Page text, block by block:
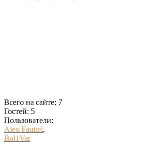
Всего на сайте: 7
Гостей: 5
Пользователи:
Alex Fauitel,
Bol1Var